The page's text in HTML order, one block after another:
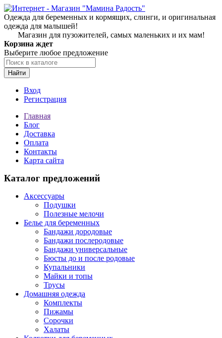
Одежда для беременных и кормящих, слинги, и оригинальная
одежда для малышей!
Магазин для пузожителей, самых маленьких и их мам!
Корзина ждет
Выберите любое предложение
Найти
Вход
Регистрация
Главная
Блог
Доставка
Оплата
Контакты
Карта сайта
Каталог предложений
Аксессуары
Подушки
Полезные мелочи
Белье для беременных
Бандажи дородовые
Бандажи послеродовые
Бандажи универсальные
Бюсты до и после родовые
Купальники
Майки и топы
Трусы
Домашняя одежда
Комплекты
Пижамы
Сорочки
Халаты